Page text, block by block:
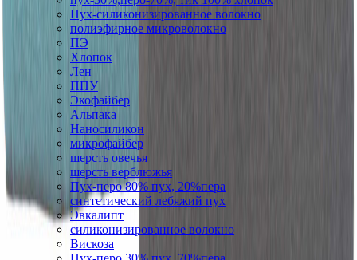
Пух-силиконизированное волокно
полиэфирное микроволокно
ПЭ
Хлопок
Лен
ППУ
Экофайбер
Альпака
Наносиликон
микрофайбер
шерсть овечья
шерсть верблюжья
Пух-перо 80% пух, 20%пера
синтетический лебяжий пух
Эвкалипт
силиконизированное волокно
Вискоза